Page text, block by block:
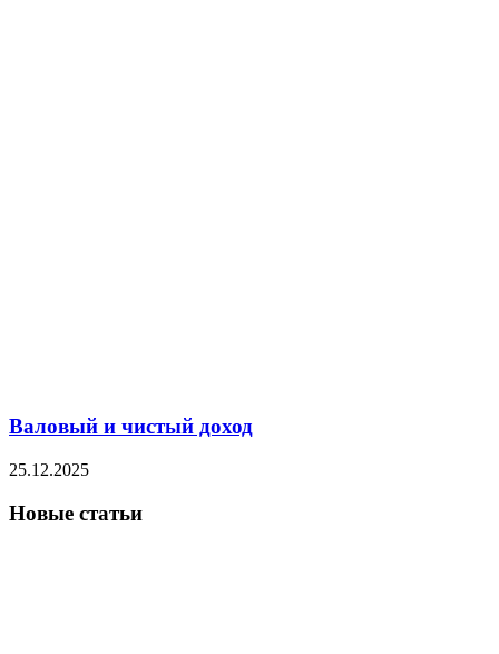
Валовый и чистый доход
25.12.2025
Новые статьи